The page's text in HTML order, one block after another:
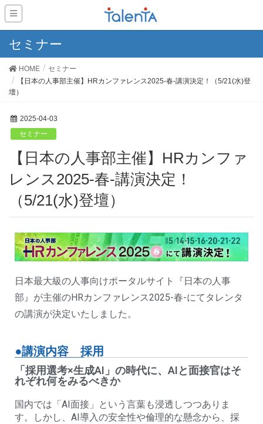
セミナー
HOME
セミナー
【日本の人事部主催】HRカンファレンス2025-春-講演決定！（5/21(水)登
壇）
2025-04-03
セミナー
【日本の人事部主催】HRカンファ
レンス2025-春-講演決定！
（5/21(水)登壇）
日本最大級の人事向けポータルサイト『日本の人事
部』が主催のHRカンファレンス2025-春-にてタレンタ
の講演が決定いたしました。
●講演内容 採用
「採用選考×生成AI」の時代に、AIと面接官はそ
れぞれ何をみるべきか
国内では「AI面接」という言葉も浸透しつつありま
す。しかし、AI導入の安全性や倫理的な懸念から、採